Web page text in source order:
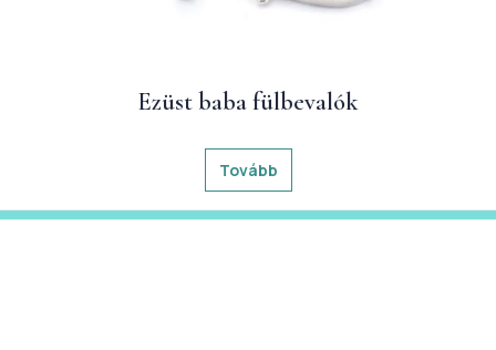
Ezüst baba fülbevalók
Tovább